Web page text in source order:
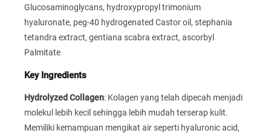
Glucosaminoglycans, hydroxypropyl trimonium
hyaluronate, peg-40 hydrogenated Castor oil, stephania
tetandra extract, gentiana scabra extract, ascorbyl
Palmitate
Key Ingredients
Hydrolyzed Collagen: Kolagen yang telah dipecah menjadi
molekul lebih kecil sehingga lebih mudah terserap kulit.
Memiliki kemampuan mengikat air seperti hyaluronic acid,